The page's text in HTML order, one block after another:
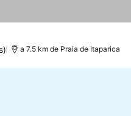
a 7.5 km de Praia de Itaparica